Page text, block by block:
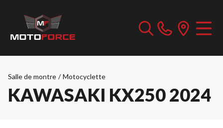
Salle de montre / Motocyclette
KAWASAKI KX250 2024